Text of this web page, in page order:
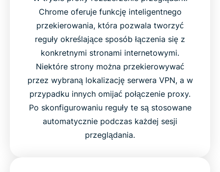
Chrome oferuje funkcję inteligentnego
przekierowania, która pozwala tworzyć
reguły określające sposób łączenia się z
konkretnymi stronami internetowymi.
Niektóre strony można przekierowywać
przez wybraną lokalizację serwera VPN, a w
przypadku innych omijać połączenie proxy.
Po skonfigurowaniu reguły te są stosowane
automatycznie podczas każdej sesji
przeglądania.